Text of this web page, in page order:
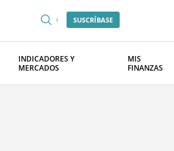
SUSCRÍBASE
INDICADORES Y
MERCADOS
MIS
FINANZAS